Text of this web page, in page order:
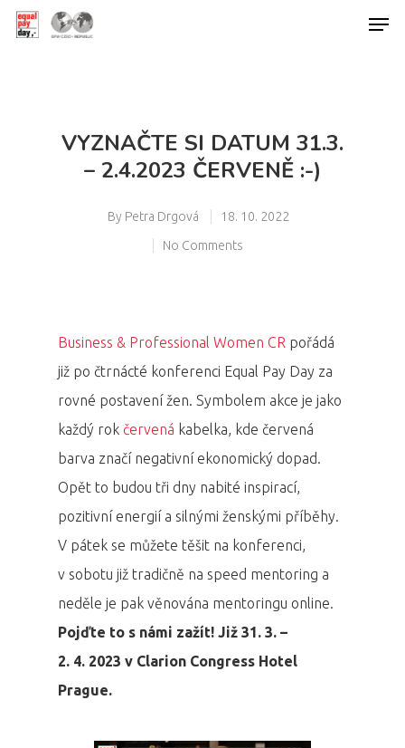
VYZNAČTE SI DATUM 31.3.
– 2.4.2023 ČERVENĚ :-)
By Petra Drgová
18. 10. 2022
No Comments
Business & Professional Women CR pořádá
již po čtrnácté konferenci Equal Pay Day za
rovné postavení žen. Symbolem akce je jako
každý rok červená kabelka, kde červená
barva značí negativní ekonomický dopad.
Opět to budou tři dny nabité inspirací,
pozitivní energií a silnými ženskými příběhy.
V pátek se můžete těšit na konferenci,
v sobotu již tradičně na speed mentoring a
neděle je pak věnována mentoringu online.
Pojďte to s námi zažít! Již 31. 3. –
2. 4. 2023 v Clarion Congress Hotel
Prague.